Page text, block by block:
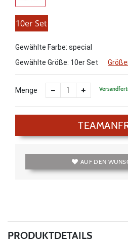
10er Set
Gewählte Farbe: special
Gewählte Größe: 10er Set
Menge
AUF DEN
PRODUKTDETAILS